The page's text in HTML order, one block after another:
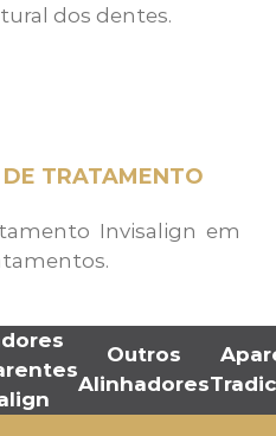
dos dentes.
TRATAMENTO
Invisalign em
Outros
Alinhadores